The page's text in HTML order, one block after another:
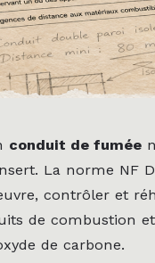
conduit de fumée
La norme NF
contrôler et
de combustion
de carbone.